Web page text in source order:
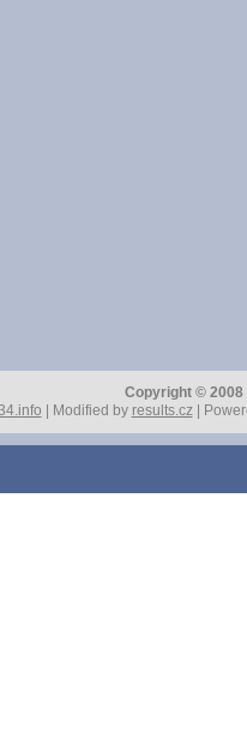
Copyright ©
| Modified by results.cz|